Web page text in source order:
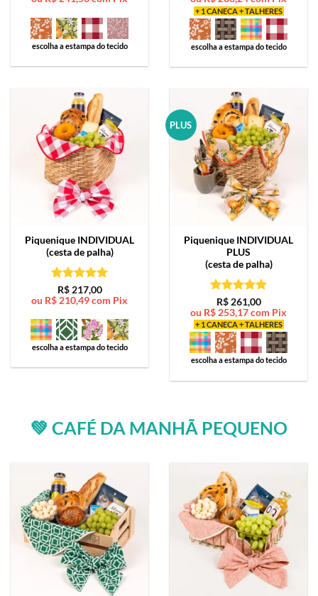
escolha a estampa do tecido
+ 1 CANECA + TALHERES
escolha a estampa do tecido
Piquenique INDIVIDUAL
(cesta de palha)
Avaliação5
de 5
R$217,00
ou R$ 210,49com Pix
escolha a estampa do tecido
PLUS
Piquenique INDIVIDUAL
PLUS
(cesta de palha)
Avaliação5
de 5
R$261,00
ou R$ 253,17com Pix
+ 1 CANECA + TALHERES
escolha a estampa do tecido
💚 CAFÉ DA MANHÃ PEQUENO